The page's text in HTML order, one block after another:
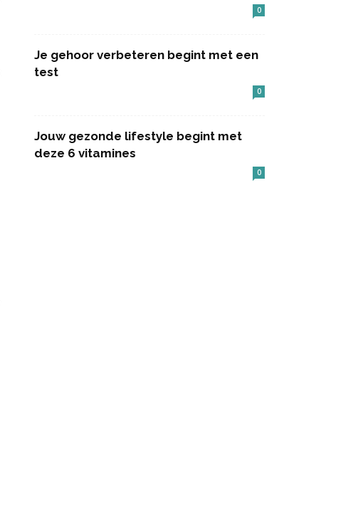
0
Je gehoor verbeteren begint met een
test
0
Jouw gezonde lifestyle begint met
deze 6 vitamines
0